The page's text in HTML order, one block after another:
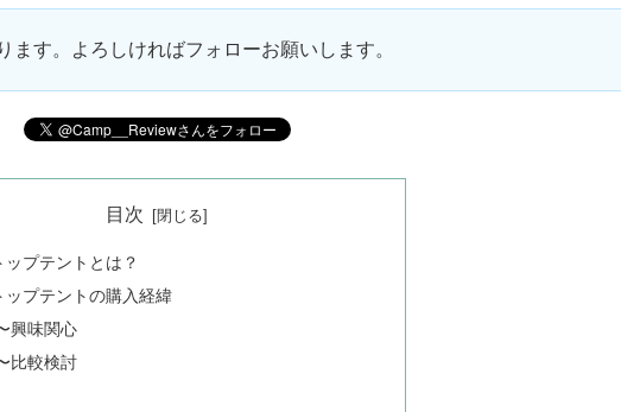
ます。よろしければフォローお願いします。
目次
ップテントとは？
ップテントの購入経緯
興味関心
比較検討